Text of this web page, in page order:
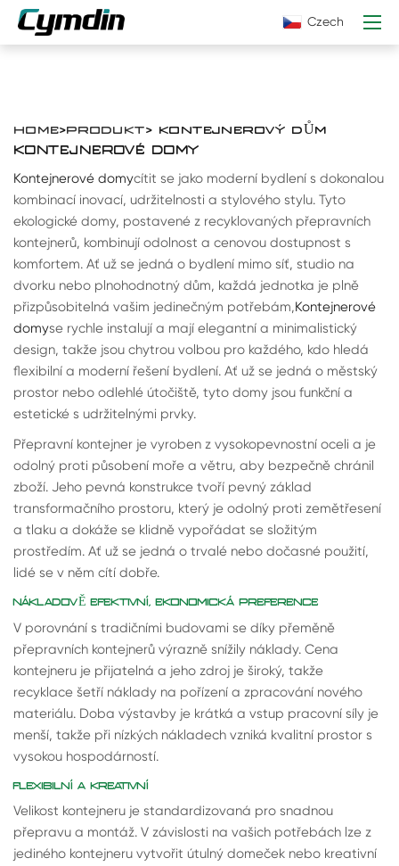
Czech
HOME>PRODUKT> KONTEJNEROVÝ DŮM
KONTEJNEROVÉ DOMY
Kontejnerové domycítit se jako moderní bydlení s dokonalou
kombinací inovací, udržitelnosti a stylového stylu. Tyto
ekologické domy, postavené z recyklovaných přepravních
kontejnerů, kombinují odolnost a cenovou dostupnost s
komfortem. Ať už se jedná o bydlení mimo síť, studio na
dvorku nebo plnohodnotný dům, každá jednotka je plně
přizpůsobitelná vašim jedinečným potřebám,Kontejnerové
domyse rychle instalují a mají elegantní a minimalistický
design, takže jsou chytrou volbou pro každého, kdo hledá
flexibilní a moderní řešení bydlení. Ať už se jedná o městský
prostor nebo odlehlé útočiště, tyto domy jsou funkční a
estetické s udržitelnými prvky.
Přepravní kontejner je vyroben z vysokopevnostní oceli a je
odolný proti působení moře a větru, aby bezpečně chránil
zboží. Jeho pevná konstrukce tvoří pevný základ
transformačního prostoru, který je odolný proti zemětřesení
a tlaku a dokáže se klidně vypořádat se složitým
prostředím. Ať už se jedná o trvalé nebo dočasné použití,
lidé se v něm cítí dobře.
NÁKLADOVĚ EFEKTIVNÍ, EKONOMICKÁ PREFERENCE
V porovnání s tradičními budovami se díky přeměně
přepravních kontejnerů výrazně snížily náklady. Cena
kontejneru je přijatelná a jeho zdroj je široký, takže
recyklace šetří náklady na pořízení a zpracování nového
materiálu. Doba výstavby je krátká a vstup pracovní síly je
menší, takže při nízkých nákladech vzniká kvalitní prostor s
vysokou hospodárností.
FLEXIBILNÍ A KREATIVNÍ
Velikost kontejneru je standardizovaná pro snadnou
přepravu a montáž. V závislosti na vašich potřebách lze z
jediného kontejneru vytvořit útulný domeček nebo kreativní